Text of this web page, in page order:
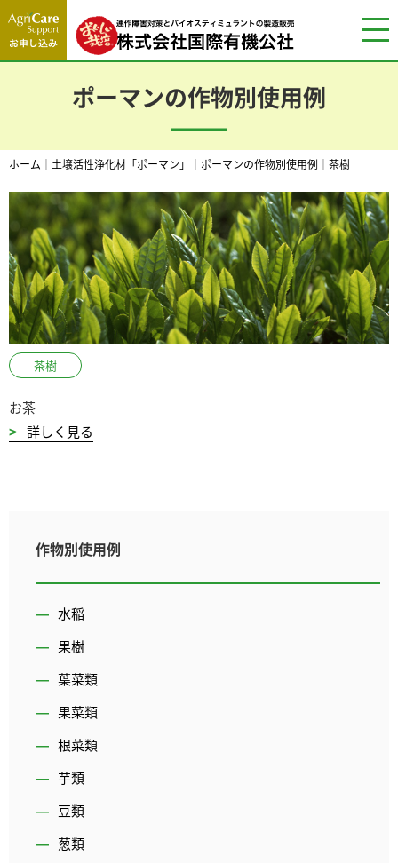
ポーマンの作物別使用例
ホーム ｜ 土壌活性浄化材「ポーマン」 ｜ ポーマンの作物別使用例 ｜ 茶樹
茶樹
お茶
詳しく見る
作物別使用例
水稲
果樹
葉菜類
果菜類
根菜類
芋類
豆類
葱類